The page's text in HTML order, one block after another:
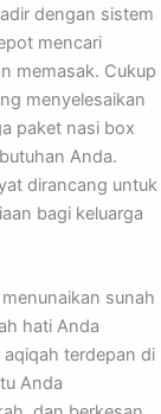
dengan sistem
mencari
memasak. Cukup
menyelesaikan
paket nasi box
Anda.
dirancang untuk
bagi keluarga
sunah
hati Anda
terdepan di
Anda